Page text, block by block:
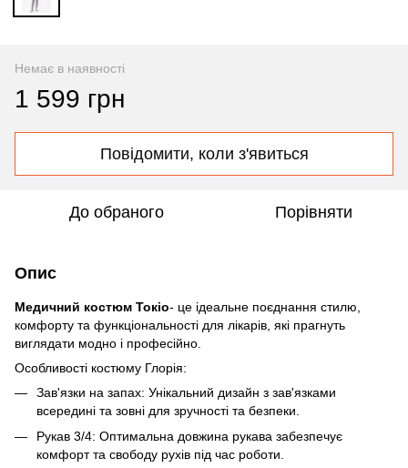
Немає в наявності
1 599 грн
Повідомити, коли з'явиться
До обраного Порівняти
Опис
Медичний костюм Токіо- це ідеальне поєднання стилю,
комфорту та функціональності для лікарів, які прагнуть
виглядати модно і професійно.
Особливості костюму Глорія:
Зав'язки на запах: Унікальний дизайн з зав'язками
всередині та зовні для зручності та безпеки.
Рукав 3/4: Оптимальна довжина рукава забезпечує
комфорт та свободу рухів під час роботи.